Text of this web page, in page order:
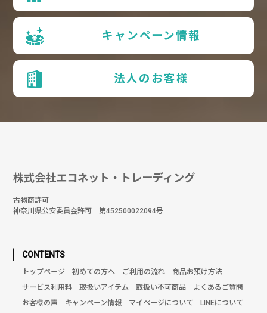
キャンペーン情報
法人のお客様
株式会社エコネット・トレーディング
古物商許可
神奈川県公安委員会許可 第452500022094号
CONTENTS
トップページ 初めての方へ ご利用の流れ
商品お預け方法
サービス利用料
取扱いアイテム 取扱い不可商品
よくあるご質問
お客様の声
キャンペーン情報 マイページについて
LINEについて